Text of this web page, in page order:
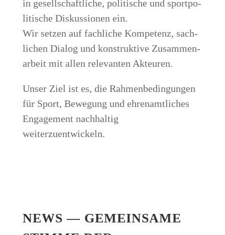
in gesell­schaft­li­che, poli­ti­sche und sport­po­
li­ti­sche Dis­kus­sio­nen ein.
Wir set­zen auf fach­li­che Kom­pe­tenz, sach­
li­chen Dia­log und kon­struk­ti­ve Zusam­men­
ar­beit mit allen rele­van­ten Akteuren.
Unser Ziel ist es, die Rah­men­be­din­gun­gen
für Sport, Bewe­gung und ehren­amt­li­ches
Enga­ge­ment nach­hal­tig
weiterzuentwickeln.
NEWS — GEMEIN­SA­ME